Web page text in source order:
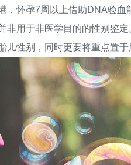
怀孕7周以上借助DNA验血
非用于非医学目的的性别鉴
儿性别，同时更要将重点置于